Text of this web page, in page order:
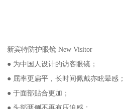
新宾特防护眼镜 New Visitor
● 为中国人设计的访客眼镜；
● 屈率更扁平，长时间佩戴亦眩晕感；
● 于面部贴合更加；